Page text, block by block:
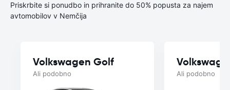
Priskrbite si ponudbo in prihranite do 50% popusta za najem
avtomobilov v Nemčija
Volkswagen Golf
Ali podobno Ali podobno